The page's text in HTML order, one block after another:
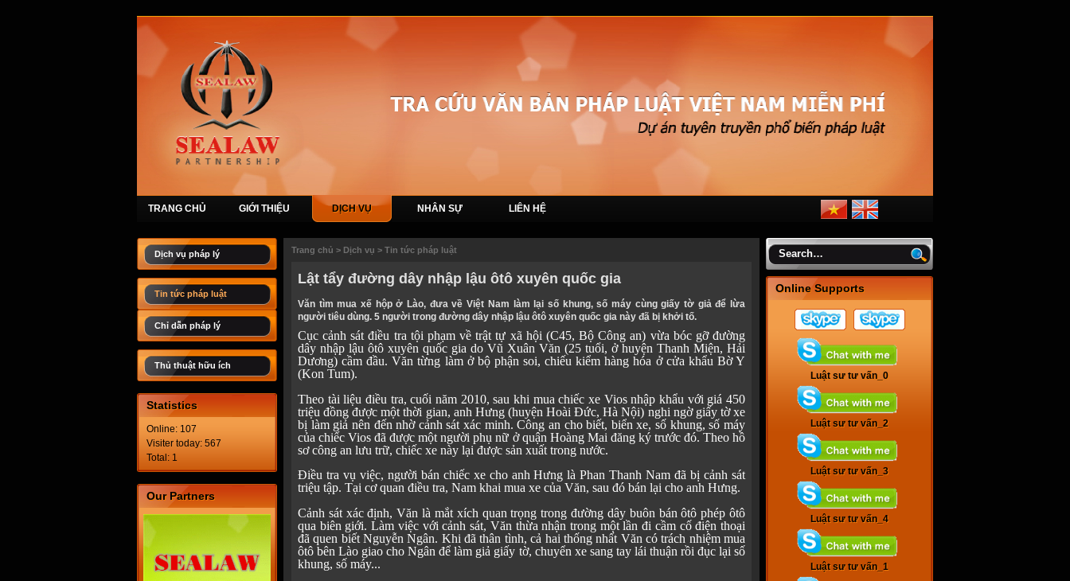
TRANG CHỦ GIỚI THIỆU DỊCH VỤ NHÂN SỰ LIÊN HỆ
Dịch vụ pháp lý
Tin tức pháp luật
Chỉ dẫn pháp lý
Thủ thuật hữu ích
Statistics
Online: 107
Visiter today: 567
Total: 1
Our Partners
Trang chủ > Dịch vụ > Tin tức pháp luật
Lật tẩy đường dây nhập lậu ôtô xuyên quốc gia
Văn tìm mua xế hộp ở Lào, đưa về Việt Nam làm lại số khung, số máy cùng giấy tờ giả để lừa
người tiêu dùng. 5 người trong đường dây nhập lậu ôtô xuyên quốc gia này đã bị khởi tố.
Cục cảnh sát điều tra tội phạm về trật tự xã hội (C45, Bộ Công an) vừa bóc gỡ đường
dây nhập lậu ôtô xuyên quốc gia do Vũ Xuân Văn (25 tuổi, ở huyện Thanh Miện, Hải
Dương) cầm đầu. Văn từng làm ở bộ phận soi, chiếu kiểm hàng hóa ở cửa khẩu Bờ Y
(Kon Tum).
Theo tài liệu điều tra, cuối năm 2010, sau khi mua chiếc xe Vios nhập khẩu với giá 450
triệu đồng được một thời gian, anh Hưng (huyện Hoài Đức, Hà Nội) nghi ngờ giấy tờ xe
bị làm giả nên đến nhờ cảnh sát xác minh. Công an cho biết, biển xe, số khung, số máy
của chiếc Vios đã được một người phụ nữ ở quận Hoàng Mai đăng ký trước đó. Theo hồ
sơ công an lưu trữ, chiếc xe này lại được sản xuất trong nước.
Điều tra vụ việc, người bán chiếc xe cho anh Hưng là Phan Thanh Nam đã bị cảnh sát
triệu tập. Tại cơ quan điều tra, Nam khai mua xe của Văn, sau đó bán lại cho anh Hưng.
Cảnh sát xác định, Văn là mắt xích quan trọng trong đường dây buôn bán ôtô phép ôtô
qua biên giới. Làm việc với cảnh sát, Văn thừa nhận trong một lần đi cầm cố điện thoại
đã quen biết Nguyễn Ngân. Khi đã thân tình, cả hai thống nhất Văn có trách nhiệm mua
ôtô bên Lào giao cho Ngân để làm giả giấy tờ, chuyển xe sang tay lái thuận rồi đục lại số
khung, số máy...
Online Supports
Luật sư tư vấn_0
Luật sư tư vấn_2
Luật sư tư vấn_3
Luật sư tư vấn_4
Luật sư tư vấn_1